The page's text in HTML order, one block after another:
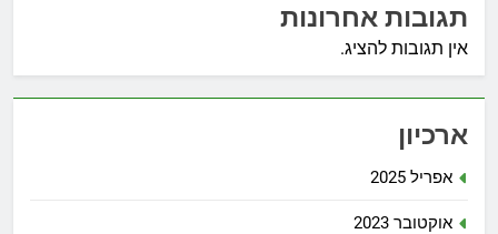
תגובות אחרונות
אין תגובות להציג.
ארכיון
אפריל 2025
אוקטובר 2023